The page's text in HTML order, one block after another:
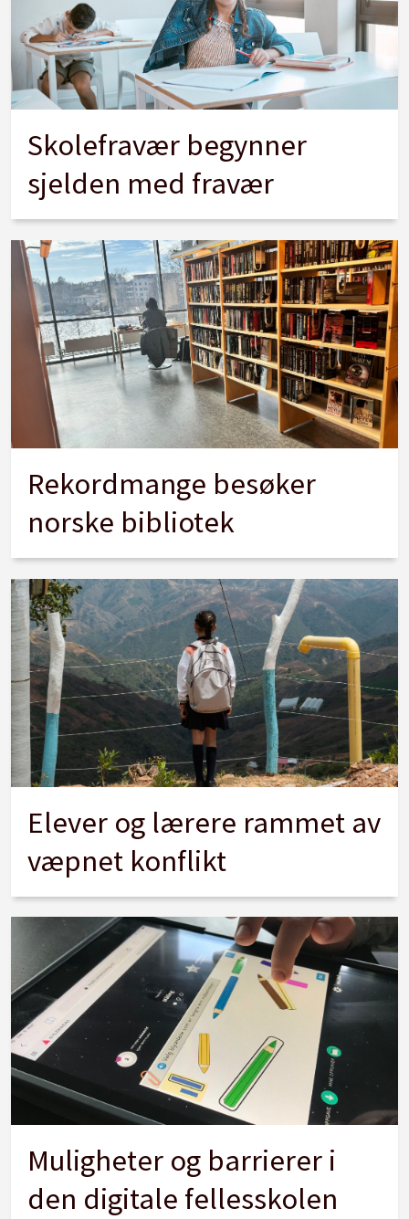
Skolefravær begynner
sjelden med fravær
Rekordmange besøker
norske bibliotek
Elever og lærere rammet av
væpnet konflikt
Muligheter og barrierer i
den digitale fellesskolen